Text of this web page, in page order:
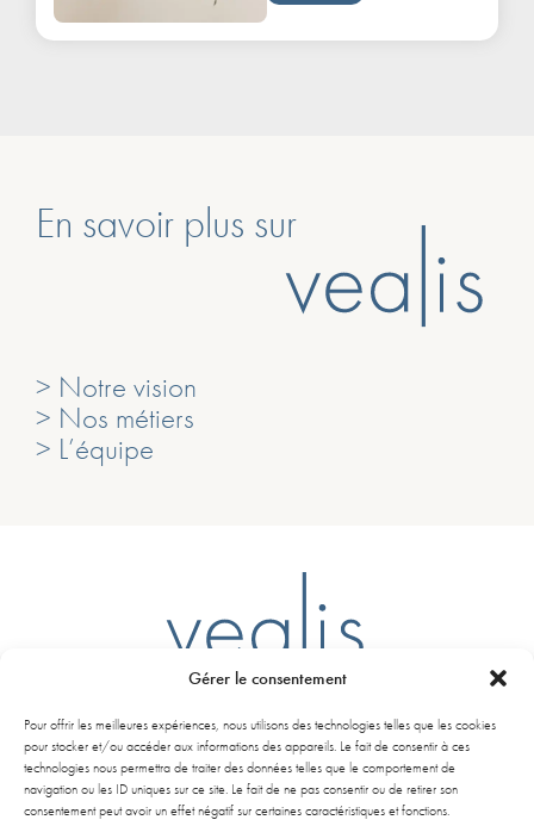
Gérer le consentement
Pour offrir les meilleures expériences, nous utilisons des technologies telles que les cookies
pour stocker et/ou accéder aux informations des appareils. Le fait de consentir à ces
technologies nous permettra de traiter des données telles que le comportement de
navigation ou les ID uniques sur ce site. Le fait de ne pas consentir ou de retirer son
consentement peut avoir un effet négatif sur certaines caractéristiques et fonctions.
En savoir plus sur
> Notre vision
> Nos métiers
> L’équipe
261 Avenue de la libération Charles de Gaulle
33110 Le Bouscat